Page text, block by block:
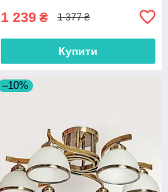
1 239 ₴ 1 377 ₴
Купити
–10%